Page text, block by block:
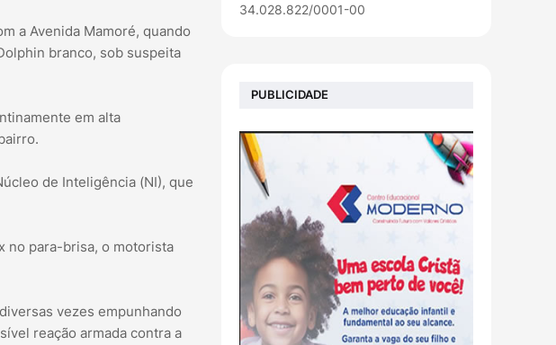
a Avenida Mamoré, quando
branco, sob suspeita
em alta
de Inteligência (NI), que
no para-brisa, o motorista
vezes empunhando
reação armada contra a
34.028.822/0001-00
PUBLICIDADE